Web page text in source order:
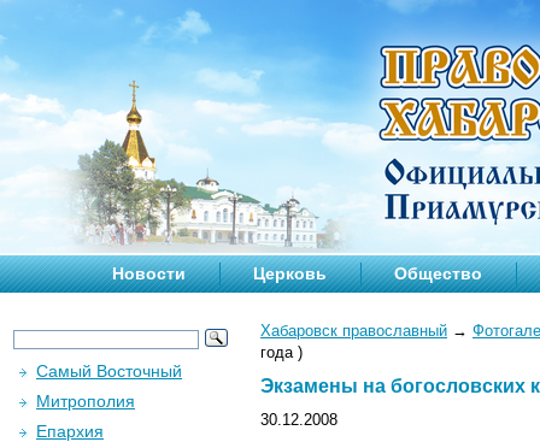
Новости Церковь Общество
Хабаровск православный →
года )
Экзамены на богословских
30.12.2008
Самый Восточный
Митрополия
Епархия